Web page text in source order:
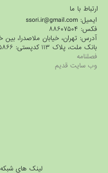
ارتباط با ما
ایمیل: ssori.ir@gmail.com
فکس: ۸۸۶۰۷۵۰۴
آدرس: تهران، خیابان ملاصدرا، بین
بانک ملت، پلاک ۱۱۳ کدپستی: ۱۹۹۱۷۱۵۸۶۶
فصلنامه
وب سایت قدیم
لینک های